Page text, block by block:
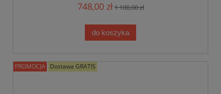
748,00 zł1 100,00 zł
do koszyka
PROMOCJA Dostawa GRATIS